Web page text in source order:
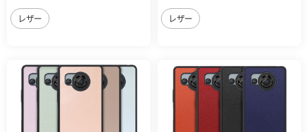
レザー レザー